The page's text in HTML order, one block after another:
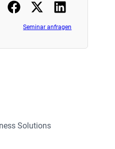
Seminar anfragen
Solutions